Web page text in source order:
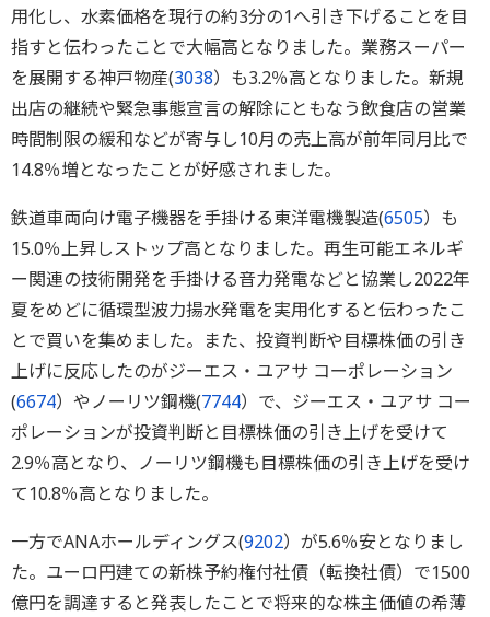
用化し、水素価格を現行の約3分の1へ引き下げることを目
指すと伝わったことで大幅高となりました。業務スーパー
を展開する神戸物産(3038）も3.2％高となりました。新規
出店の継続や緊急事態宣言の解除にともなう飲食店の営業
時間制限の緩和などが寄与し10月の売上高が前年同月比で
14.8％増となったことが好感されました。
鉄道車両向け電子機器を手掛ける東洋電機製造(6505）も
15.0％上昇しストップ高となりました。再生可能エネルギ
ー関連の技術開発を手掛ける音力発電などと協業し2022年
夏をめどに循環型波力揚水発電を実用化すると伝わったこ
とで買いを集めました。また、投資判断や目標株価の引き
上げに反応したのがジーエス・ユアサ コーポレーション
(6674）やノーリツ鋼機(7744）で、ジーエス・ユアサ コー
ポレーションが投資判断と目標株価の引き上げを受けて
2.9％高となり、ノーリツ鋼機も目標株価の引き上げを受け
て10.8％高となりました。
一方でANAホールディングス(9202）が5.6％安となりまし
た。ユーロ円建ての新株予約権付社債（転換社債）で1500
億円を調達すると発表したことで将来的な株主価値の希薄